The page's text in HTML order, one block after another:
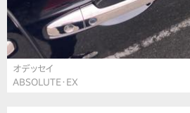
オデッセイ
ABSOLUTE・EX